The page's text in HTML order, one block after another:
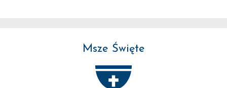
Msze Święte